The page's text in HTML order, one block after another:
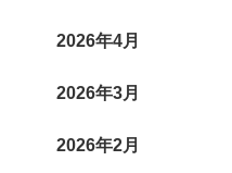
2026年4月
2026年3月
2026年2月